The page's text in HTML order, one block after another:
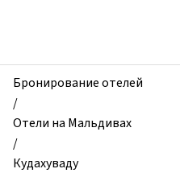
Kandima
Maldives,
Кудахуваду,
Мальдивы
Бронирование отелей
/
Отели на Мальдивах
/
Кудахуваду